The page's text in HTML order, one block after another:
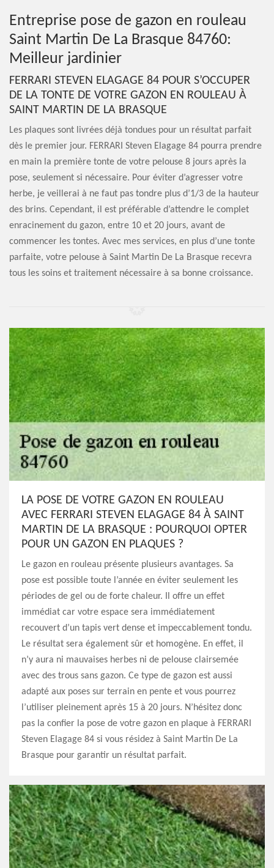
Entreprise pose de gazon en rouleau
Saint Martin De La Brasque 84760:
Meilleur jardinier
FERRARI STEVEN ELAGAGE 84 POUR S’OCCUPER
DE LA TONTE DE VOTRE GAZON EN ROULEAU À
SAINT MARTIN DE LA BRASQUE
Les plaques sont livrées déjà tondues pour un résultat parfait
dès le premier jour. FERRARI Steven Elagage 84 pourra prendre
en main la première tonte de votre pelouse 8 jours après la
pose, seulement si nécessaire. Pour éviter d’agresser votre
herbe, je veillerai à ne faut pas tondre plus d’1/3 de la hauteur
des brins. Cependant, il est préférable d’attendre le complet
enracinement du gazon, entre 10 et 20 jours, avant de
commencer les tontes. Avec mes services, en plus d’une tonte
parfaite, votre pelouse à Saint Martin De La Brasque recevra
tous les soins et traitement nécessaire à sa bonne croissance.
LA POSE DE VOTRE GAZON EN ROULEAU
AVEC FERRARI STEVEN ELAGAGE 84 À SAINT
MARTIN DE LA BRASQUE : POURQUOI OPTER
POUR UN GAZON EN PLAQUES ?
Le gazon en rouleau présente plusieurs avantages. Sa
pose est possible toute l’année en éviter seulement les
périodes de gel ou de forte chaleur. Il offre un effet
immédiat car votre espace sera immédiatement
recouvert d’un tapis vert dense et impeccablement tondu.
Le résultat sera également sûr et homogène. En effet, il
n’y aura ni mauvaises herbes ni de pelouse clairsemée
avec des trous sans gazon. Ce type de gazon est aussi
adapté aux poses sur terrain en pente et vous pourrez
l’utiliser pleinement après 15 à 20 jours. N’hésitez donc
pas la confier la pose de votre gazon en plaque à FERRARI
Steven Elagage 84 si vous résidez à Saint Martin De La
Brasque pour garantir un résultat parfait.